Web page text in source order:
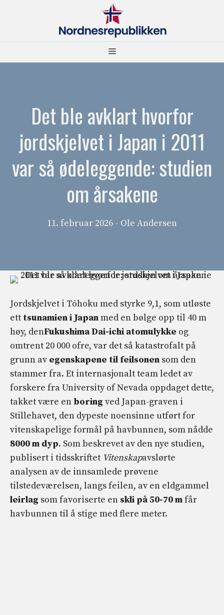
Meny
Det ble avklart hvorfor
jordskjelvet i Japan i 2011
var så ødeleggende: studien
om årsakene
11. februar 2026 - Ole Andersen
Jordskjelvet i Tōhoku med styrke 9,1, som utløste
ett tsunamien i Japanmed en bølge opp til 40 m
høy, denFukushima Dai-ichi atomulykke og
omtrent 20 000 ofre, var det så katastrofalt på
grunn av egenskapene til feilsonen som den
stammer fra. Et internasjonalt team ledet av
forskere fra University of Nevada oppdaget dette,
takket være en boring ved Japan-graven i
Stillehavet, den dypeste noensinne utført for
vitenskapelige formål på havbunnen, som nådde
8000 m dyp. Som beskrevet av den nye studien,
publisert i tidsskriftet Vitenskapavslørte
analysen av de innsamlede prøvene
tilstedeværelsen, langs feilen, av en eldgammel
leirlag som favoriserte en skli på 50-70 mfår
havbunnen til å stige med flere meter.